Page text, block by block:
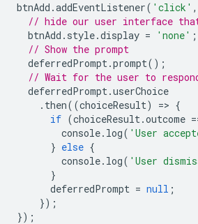
btnAdd .addEventListener( 'click' ,
// hide our user interface that
btnAdd . style.display = 'none' ;
// Show the prompt
deferredPrompt.prompt();
// Wait for the user to
deferredPrompt.userChoice
. then((choiceResult) => {
if (choiceResult.outcome
console. log( 'User
} else {
console. log( 'User
}
deferredPrompt = null ;
});
});